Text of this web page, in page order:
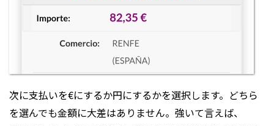
次に支払いを€にするか円にするかを選択します。どちら
を選んでも金額に大差はありません。強いて言えば、